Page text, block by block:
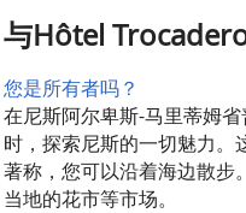
与Hôtel
您是所有者吗？
在尼斯阿尔卑斯-马里蒂姆
时，探索尼斯的一切魅力。
著称，您可以沿着海边散步
当地的花市等市场。